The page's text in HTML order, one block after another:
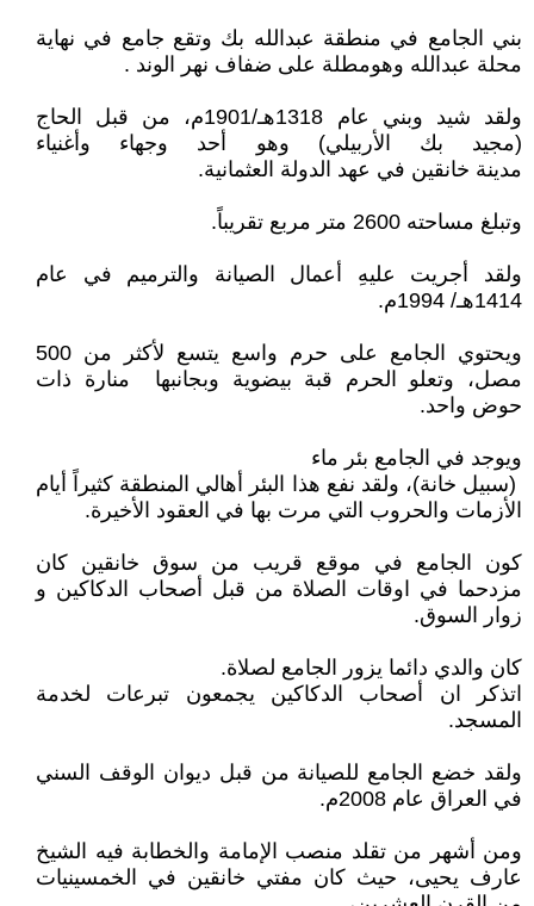
بني الجامع في منطقة عبدالله بك وتقع جامع في نهاية
محلة عبدالله وهومطلة على ضفاف نهر الوند .
ولقد شيد وبني عام 1318هـ/1901م، من قبل الحاج
(مجيد بك الأربيلي) وهو أحد وجهاء وأغنياء
مدينة خانقين في عهد الدولة العثمانية.
وتبلغ مساحته 2600 متر مربع تقريباً.
ولقد أجريت عليهِ أعمال الصيانة والترميم في عام
1414هـ/ 1994م.
ويحتوي الجامع على حرم واسع يتسع لأكثر من 500
مصل، وتعلو الحرم قبة بيضوية وبجانبها منارة ذات
حوض واحد.
ويوجد في الجامع بئر ماء
(سبيل خانة)، ولقد نفع هذا البئر أهالي المنطقة كثيراً أيام
الأزمات والحروب التي مرت بها في العقود الأخيرة.
كون الجامع في موقع قريب من سوق خانقين كان
مزدحما في اوقات الصلاة من قبل أصحاب الدكاكين و
زوار السوق.
كان والدي دائما يزور الجامع لصلاة.
اتذكر ان أصحاب الدكاكين يجمعون تبرعات لخدمة
المسجد.
ولقد خضع الجامع للصيانة من قبل ديوان الوقف السني
في العراق عام 2008م.
ومن أشهر من تقلد منصب الإمامة والخطابة فيه الشيخ
عارف يحيى، حيث كان مفتي خانقين في الخمسينيات